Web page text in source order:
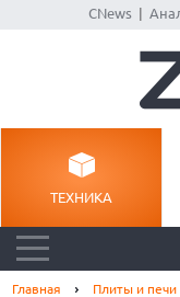
CNews|
ТЕХНИКА
Главная Плиты и печи